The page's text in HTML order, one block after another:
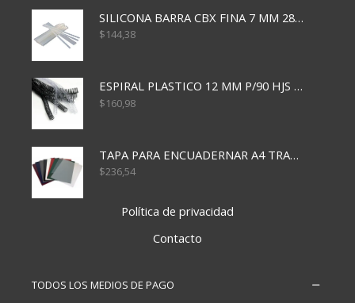
SILICONA BARRA CBX FINA 7 MM 28 CM
$144,38
ESPIRAL PLASTICO 12 MM P/90 HJS X50X1500
$160,98
TAPA PARA ENCUADERNAR A4 TRANSP x50x500
$236,54
Política de privacidad
Contacto
TODOS LOS MEDIOS DE PAGO